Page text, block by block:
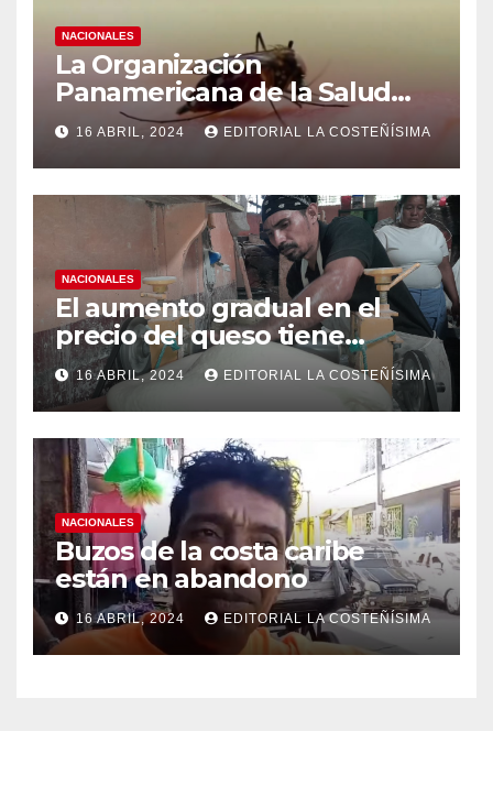
NACIONALES
La Organización
Panamericana de la Salud
(OPS), recomienda reforzar
medidas ante el aumento de
casos de dengue
16 ABRIL, 2024 EDITORIAL LA COSTEÑÍSIMA
NACIONALES
El aumento gradual en el
precio del queso tiene
efectos a las Panaderias
16 ABRIL, 2024 EDITORIAL LA COSTEÑÍSIMA
NACIONALES
Buzos de la costa caribe
están en abandono
16 ABRIL, 2024 EDITORIAL LA COSTEÑÍSIMA